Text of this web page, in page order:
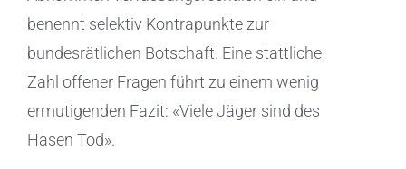
benennt selektiv Kontrapunkte zur
bundesrätlichen Botschaft. Eine stattliche
Zahl offener Fragen führt zu einem wenig
ermutigenden Fazit: «Viele Jäger sind des
Hasen Tod».